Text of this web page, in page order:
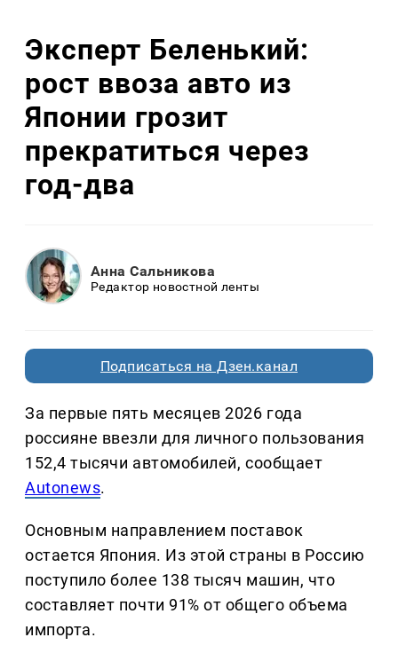
Эксперт Беленький:
рост ввоза авто из
Японии грозит
прекратиться через
год-два
Анна Сальникова
Редактор новостной ленты
Подписаться на Дзен.канал
За первые пять месяцев 2026 года
россияне ввезли для личного пользования
152,4 тысячи автомобилей, сообщает
Autonews.
Основным направлением поставок
остается Япония. Из этой страны в Россию
поступило более 138 тысяч машин, что
составляет почти 91% от общего объема
импорта.